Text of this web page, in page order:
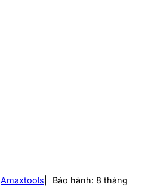
Amaxtools Bảo hành: 8 tháng